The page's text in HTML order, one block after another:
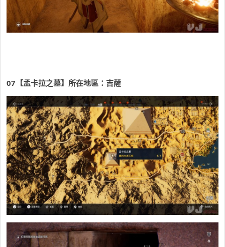
07 【孟卡拉之墓】所在地區：吉薩